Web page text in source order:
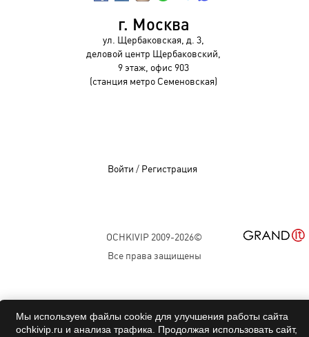
г. Москва
ул. Щербаковская, д. 3,
деловой центр Щербаковский,
9 этаж, офис 903
(станция метро Семеновская)
Войти / Регистрация
OCHKIVIP 2009-2026©
Все права защищены
Мы используем файлы cookie для улучшения работы сайта
ochkivip.ru и анализа трафика. Продолжая использовать сайт,